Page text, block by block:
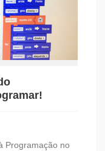
Programação no